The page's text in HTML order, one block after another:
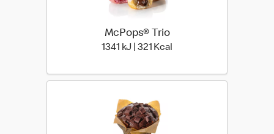
McPops® Trio
1341 kJ | 321 Kcal